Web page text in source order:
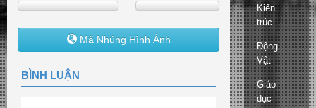
Mã Nhúng Hình Ảnh
BÌNH LUẬN
Kiến
trúc
Động
Vật
Giáo
dục